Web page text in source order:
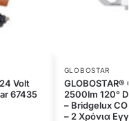
Volt
67435
GLOBOSTAR
GLOBOSTAR®
2500lm 120°
– Bridgelux
– 2 Χρόνια